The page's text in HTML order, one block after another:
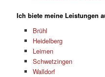
Ich biete meine Leistungen
Brühl
Heidelberg
Leimen
Schwetzingen
Walldorf